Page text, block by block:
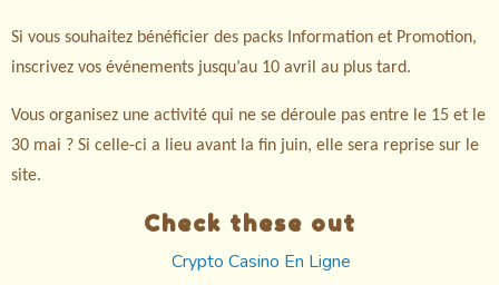
Si vous souhaitez bénéficier des packs Information et Promotion,
inscrivez vos événements jusqu’au 10 avril au plus tard.
Vous organisez une activité qui ne se déroule pas entre le 15 et le
30 mai ? Si celle-ci a lieu avant la fin juin, elle sera reprise sur le
site.
Check these out
Crypto Casino En Ligne